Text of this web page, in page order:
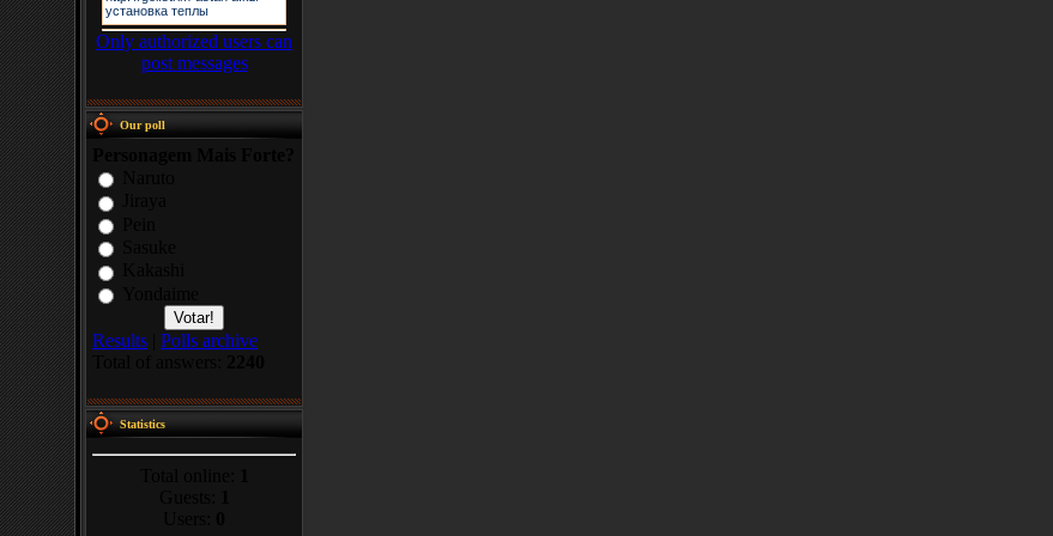
Only authorized users can
post messages
Our poll
Results
Polls archive
Statistics